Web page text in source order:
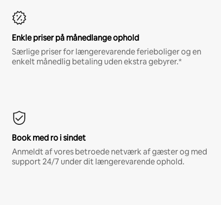
Enkle priser på månedlange ophold
Særlige priser for længerevarende ferieboliger og en
enkelt månedlig betaling uden ekstra gebyrer.*
Book med ro i sindet
Anmeldt af vores betroede netværk af gæster og med
support 24/7 under dit længerevarende ophold.